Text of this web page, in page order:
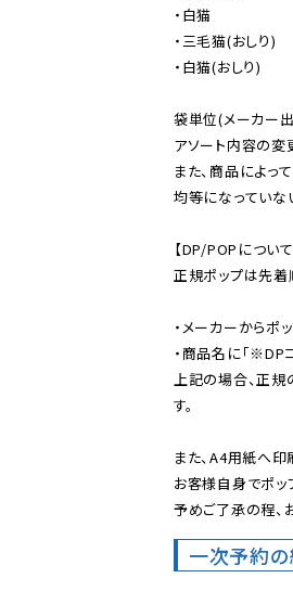
・白猫
・三毛猫(おしり)
・白猫(おしり)
袋単位(メーカー
アソート内容の変
また、商品によっ
均等になっていな
【DP/POPについて
正規ポップは先着
・メーカーからポ
・商品名に「※DP
上記の場合、正規
す。
また、A4用紙へ印
お客様自身でポッ
予めご了承の程、
一次予約の